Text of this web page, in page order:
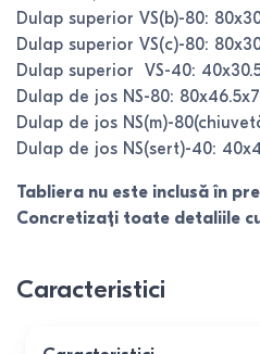
Dulap superior VS(b)-80:
Dulap superior VS(с)-80:
Dulap superior VS-40:
Dulap de jos NS-80:
Dulap de jos NS(m)-
Dulap de jos NS(sert)-40:
Tabliera nu este inclusă în
Concretizați toate detaliile
Caracteristici